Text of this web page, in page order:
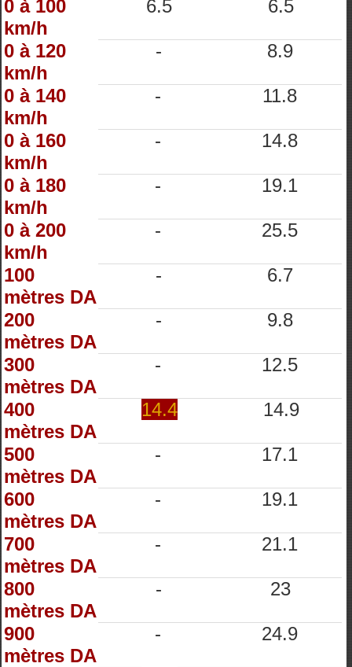
0 à 100
km/h
6.5 6.5
0 à 120
km/h
- 8.9
0 à 140
km/h
- 11.8
0 à 160
km/h
- 14.8
0 à 180
km/h
- 19.1
0 à 200
km/h
- 25.5
100
mètres DA
- 6.7
200
mètres DA
- 9.8
300
mètres DA
- 12.5
400
mètres DA
14.4 14.9
500
mètres DA
- 17.1
600
mètres DA
- 19.1
700
mètres DA
- 21.1
800
mètres DA
- 23
900
mètres DA
- 24.9